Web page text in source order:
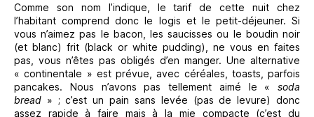
Comme son nom l’indique, le tarif de cette nuit chez
l’habitant comprend donc le logis et le petit-déjeuner. Si
vous n’aimez pas le bacon, les saucisses ou le boudin noir
(et blanc) frit (black or white pudding), ne vous en faites
pas, vous n’êtes pas obligés d’en manger. Une alternative
« continentale » est prévue, avec céréales, toasts, parfois
pancakes. Nous n’avons pas tellement aimé le « soda
bread » ; c’est un pain sans levée (pas de levure) donc
assez rapide à faire mais à la mie compacte (c’est du